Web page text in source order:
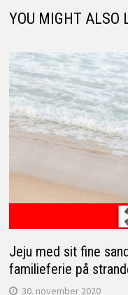
YOU MIGHT ALSO
Jeju med sit fine
familieferie på
30. november 2020